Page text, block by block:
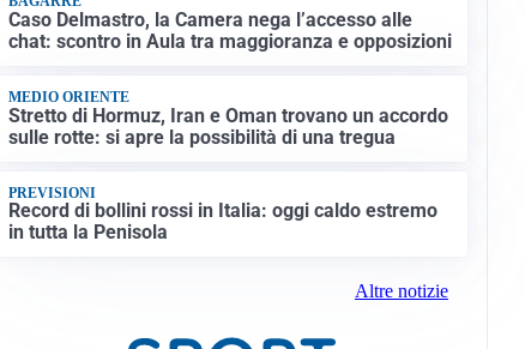
Caso Delmastro, la Camera nega l’accesso alle
chat: scontro in Aula tra maggioranza e opposizioni
MEDIO ORIENTE
Stretto di Hormuz, Iran e Oman trovano un accordo
sulle rotte: si apre la possibilità di una tregua
PREVISIONI
Record di bollini rossi in Italia: oggi caldo estremo
in tutta la Penisola
Altre notizie